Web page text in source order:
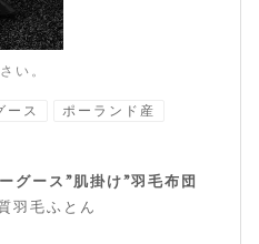
い。
ース ポーランド産
グース”肌掛け”羽毛布団
羽毛ふとん